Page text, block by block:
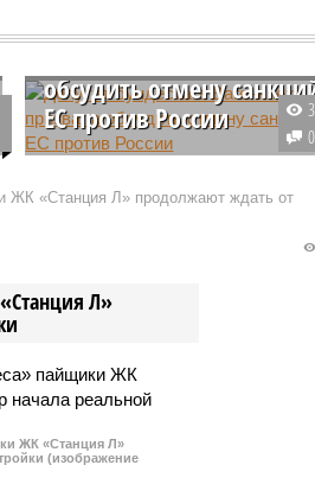
Депутат бундестага
обсудить отмену
ЕС против России
Депутат бундестага Вагенкнехт
отмены санкций против РФ,
0
ЖК «Станция Л» продолжают ждать от
Л»
ЖК «Станция Л»
(изображение